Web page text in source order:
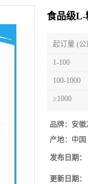
食品级L-
起订量 (公
1-100
100-1000
≥1000
品牌： 安徽
产地： 中国
发布日期：
更新日期：